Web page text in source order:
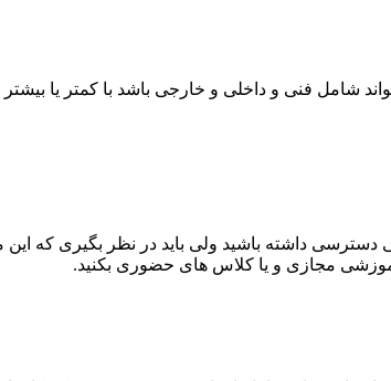
شامل فنی و داخلی و خارجی باشد با کمتر یا
داشته باشید ولی باید در نظر بگیری که این
مجازی و یا کلاس های حضوری بکنید.